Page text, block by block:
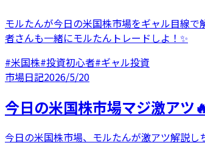
モルたんが今日の米国株市場をギャル目線
者さんも一緒にモルたんトレードしよ！✨
#米国株#投資初心者#ギャル投資
市場日記2026/5/20
今日の米国株市場マジ激アツ
今日の米国株市場、モルたんが激アツ解説